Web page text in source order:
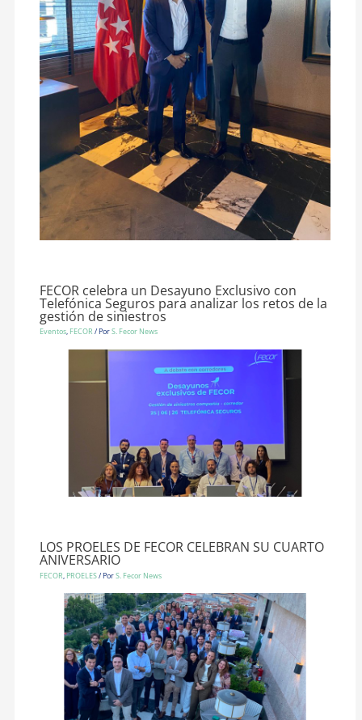
FECOR celebra un Desayuno Exclusivo con
Telefónica Seguros para analizar los retos de la
gestión de siniestros
Eventos, FECOR / PorS. Fecor News
LOS PROELES DE FECOR CELEBRAN SU CUARTO
ANIVERSARIO
FECOR, PROELES/ PorS. Fecor News